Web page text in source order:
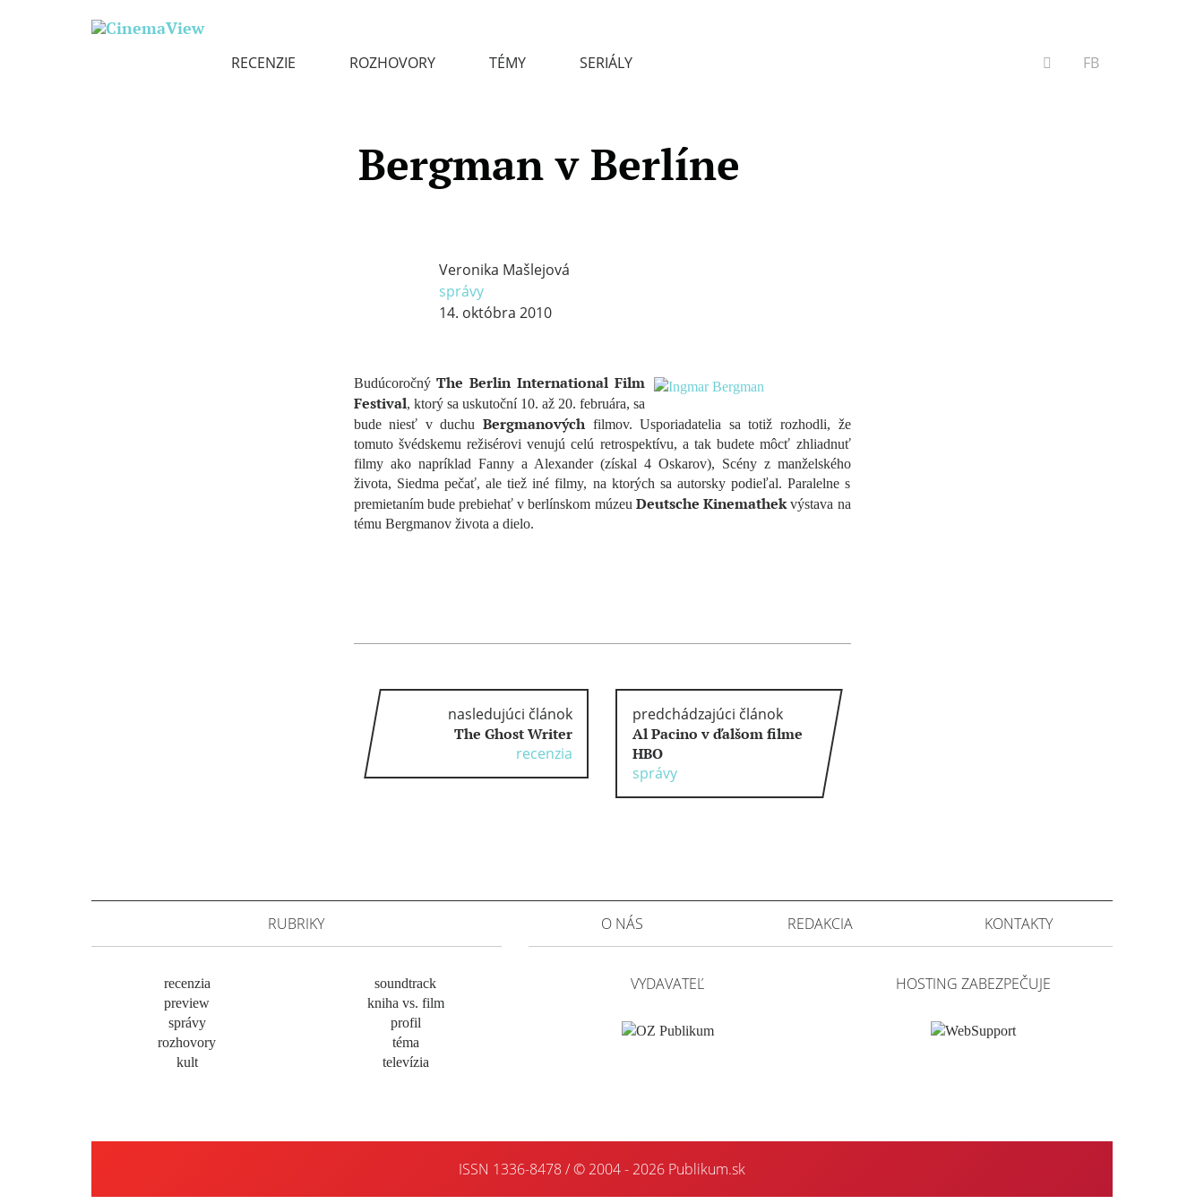
RECENZIE ROZHOVORY TÉMY SERIÁLY VYHĽADÁVANIE
FB
Bergman v Berlíne
Veronika Mašlejová
správy
14. októbra 2010
BudúcoročnýThe Berlin International Film
Festival, ktorý sa uskutoční 10. až 20. februára, sa
bude niesť v duchu Bergmanovýchfilmov. Usporiadatelia sa totiž rozhodli, že
tomuto švédskemu režisérovi venujú celú retrospektívu, a tak budete môcť zhliadnuť
filmy ako napríklad Fanny a Alexander (získal 4 Oskarov), Scény z manželského
života, Siedma pečať, ale tiež iné filmy, na ktorých sa autorsky podieľal. Paralelne s
premietaním bude prebiehať v berlínskom múzeu Deutsche Kinemathek výstava na
tému Bergmanov života a dielo.
nasledujúci článok
The Ghost Writer
recenzia
predchádzajúci článok
Al Pacino v ďalšom filme
HBO
správy
O NÁS REDAKCIA KONTAKTY
VYDAVATEĽ HOSTING ZABEZPEČUJE
RUBRIKY
recenzia
preview
správy
rozhovory
kult
soundtrack
kniha vs. film
profil
téma
televízia
ISSN 1336-8478 / © 2004 - 2026 Publikum.sk